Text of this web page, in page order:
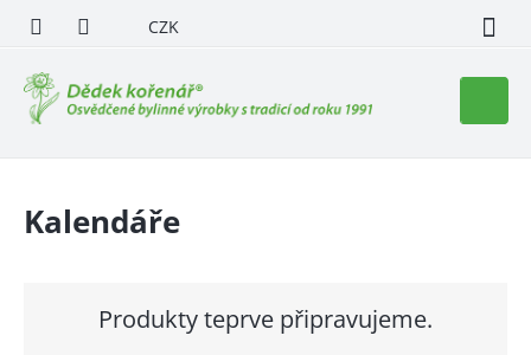
obsah
CZK
košík
Kalendáře
Produkty teprve připravujeme.